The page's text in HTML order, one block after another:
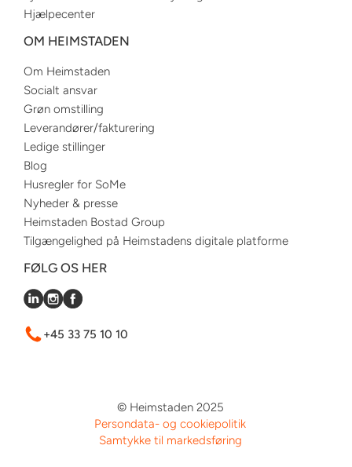
Hjælpecenter
OM HEIMSTADEN
Om Heimstaden
Socialt ansvar
Grøn omstilling
Leverandører/fakturering
Ledige stillinger
Blog
Husregler for SoMe
Nyheder & presse
Heimstaden Bostad Group
Tilgængelighed på Heimstadens digitale platforme
FØLG OS HER
+45 33 75 10 10
© Heimstaden 2025
Persondata- og cookiepolitik
Samtykke til markedsføring